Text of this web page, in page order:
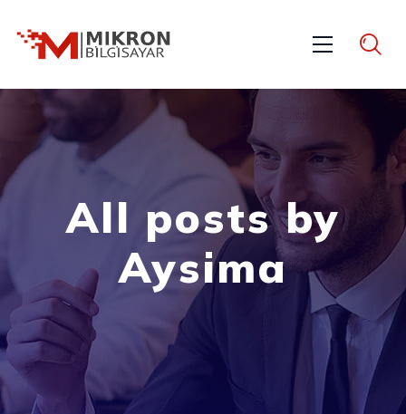
All posts by
Aysima